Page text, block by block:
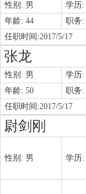
性别: 男 学历:
年龄: 44 职务:
任职时间:2017/5/17
张龙
性别: 男 学历:
年龄: 50 职务:
任职时间:2017/5/17
尉剑刚
性别: 男 学历: